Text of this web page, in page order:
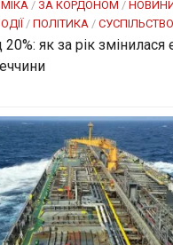
/ ЗА КОРДОНОМ /
/ ПОЛІТИКА / СУСПІЛЬСТВО
як за рік змінилася